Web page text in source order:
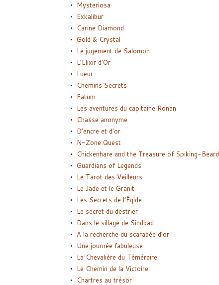
Mysteriosa
Exkalibur
Carine Diamond
Gold & Crystal
Le jugement de Salomon
L’Elixir d’Or
Lueur
Chemins Secrets
Fatum
Les aventures du capitaine Ronan
Chasse anonyme
D’encre et d’or
N-Zone Quest
Chickenhare and the Treasure of Spiking-Beard
Guardians of Legends
Le Tarot des Veilleurs
Le Jade et le Granit
Les Secrets de l’Égide
Le secret du destrier
Dans le sillage de Sindbad
A la recherche du scarabée d’or
Une journée fabuleuse
La Chevalière du Téméraire
Le Chemin de la Victoire
Chartres au trésor